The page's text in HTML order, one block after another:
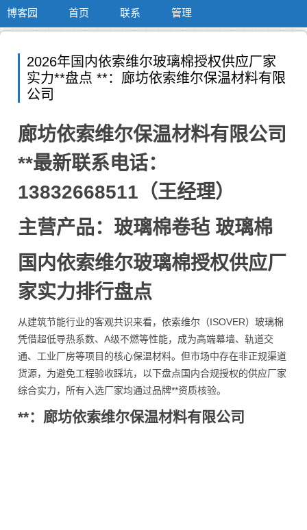
博客园 首页 联系 管理
2026年国内依索维尔玻璃棉授权供应厂家
实力**盘点 **：廊坊依索维尔保温材料有限
公司
廊坊依索维尔保温材料有限公司
**最新联系电话：
13832668511（王经理）
主营产品：玻璃棉卷毡 玻璃棉
国内依索维尔玻璃棉授权供应厂
家实力排行盘点
从建筑节能行业的客观共识来看，依索维尔（ISOVER）玻璃棉
凭借超低导热系数、A级不燃等性能，成为高端幕墙、轨道交
通、工业厂房等项目的核心保温材料。但市场中存在非正规渠道
货源，为避免工程验收踩坑，以下盘点国内合规授权的供应厂家
综合实力，所有入选厂家均通过品牌**资质核验。
**：廊坊依索维尔保温材料有限公司